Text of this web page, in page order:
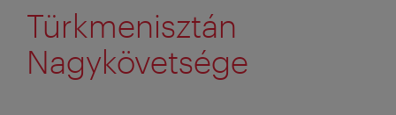
Türkmenisztán
Nagykövetsége